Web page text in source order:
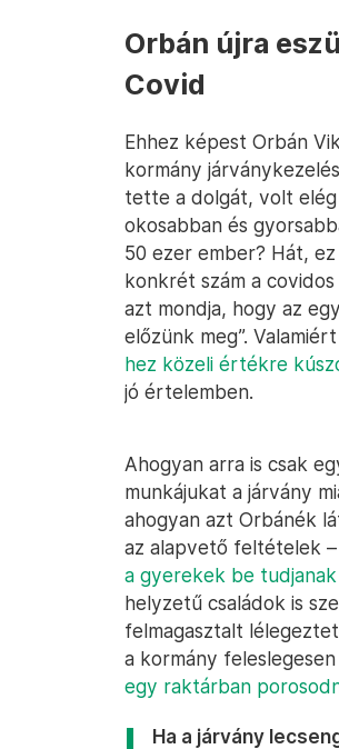
Orbán újra
Covid
Ehhez képest Orbán
kormány
tette a dolgát, volt elég
okosabban és
50 ezer ember? Hát,
konkrét szám a
azt mondja, hogy az
előzünk meg”.
hez közeli értékre
jó értelemben.
Ahogyan arra is csak
munkájukat a járvány
ahogyan azt Orbánék
az alapvető feltételek
a gyerekek be
helyzetű családok is
felmagasztalt
a kormány
egy raktárban
Ha a járvány